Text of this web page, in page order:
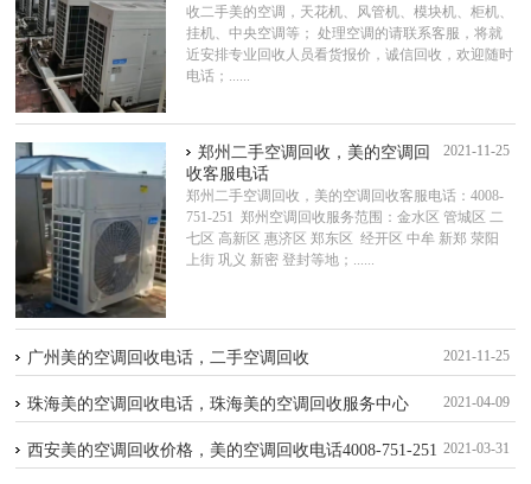
收二手美的空调，天花机、风管机、模块机、柜机、
挂机、中央空调等； 处理空调的请联系客服，将就
近安排专业回收人员看货报价，诚信回收，欢迎随时
电话；......
2021-11-25
郑州二手空调回收，美的空调回
收客服电话
郑州二手空调回收，美的空调回收客服电话：4008-
751-251 郑州空调回收服务范围：金水区 管城区 二
七区 高新区 惠济区 郑东区 经开区 中牟 新郑 荥阳
上街 巩义 新密 登封等地；......
2021-11-25
广州美的空调回收电话，二手空调回收
2021-04-09
珠海美的空调回收电话，珠海美的空调回收服务中心
2021-03-31
西安美的空调回收价格，美的空调回收电话4008-751-251